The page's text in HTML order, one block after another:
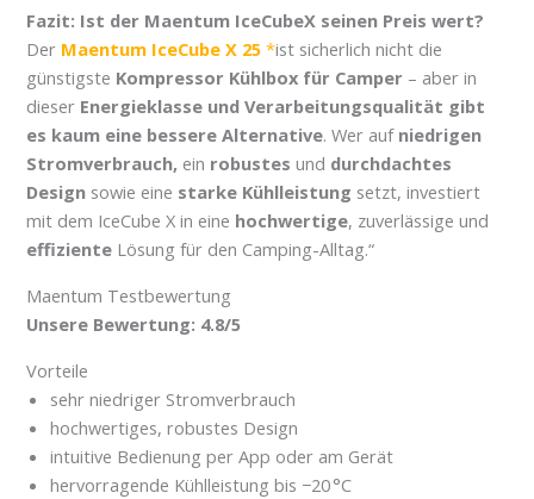
Fazit: Ist der Maentum IceCubeX seinen Preis wert?
Der Maentum IceCube X 25
ist sicherlich nicht die
günstigste Kompressor Kühlbox für Camper – aber in
dieser Energieklasse und Verarbeitungsqualität gibt
es kaum eine bessere Alternative. Wer auf niedrigen
Stromverbrauch, ein robustes und durchdachtes
Design sowie eine starke Kühlleistung setzt, investiert
mit dem IceCube X in eine hochwertige, zuverlässige und
effiziente Lösung für den Camping-Alltag.“
Maentum Testbewertung
Unsere Bewertung: 4.8/5
Vorteile
sehr niedriger Stromverbrauch
hochwertiges, robustes Design
intuitive Bedienung per App oder am Gerät
hervorragende Kühlleistung bis −20 °C